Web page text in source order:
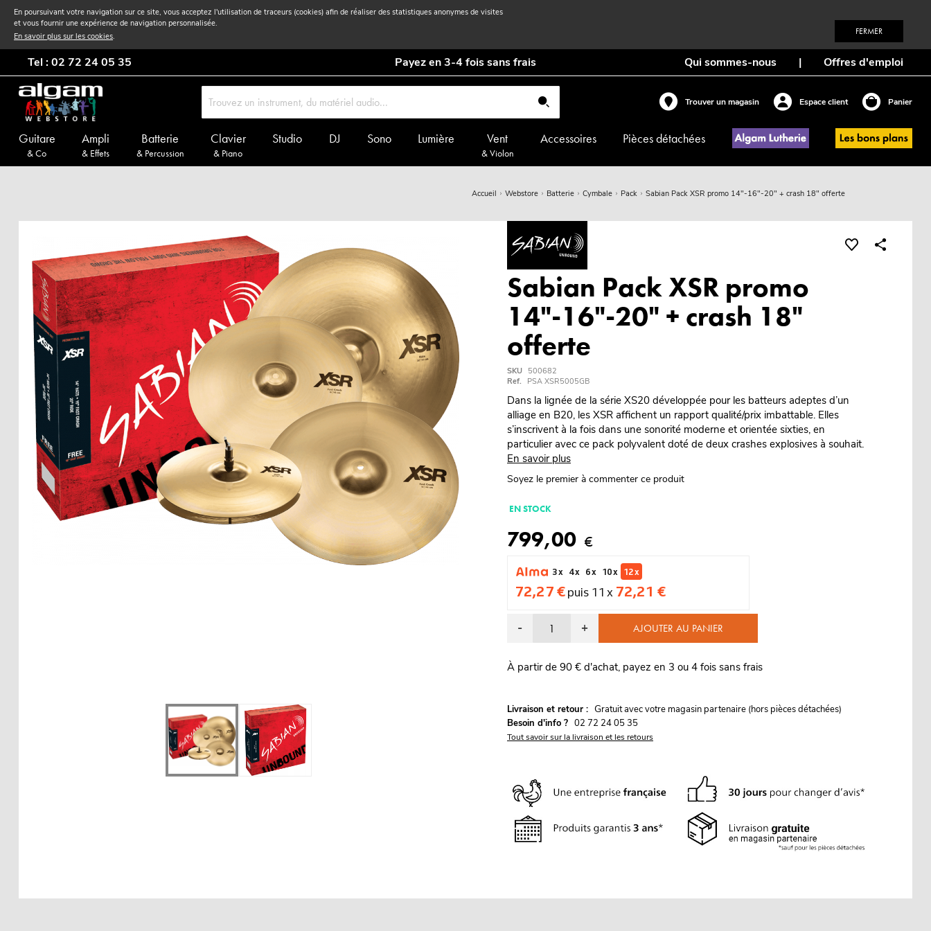
En poursuivant votre navigation sur ce site, vous acceptez l'utilisation de traceurs (cookies) afin de réaliser des statistiques anonymes de visites
et vous fournir une expérience de navigation personnalisée.
En savoir plus sur les cookies. FERMER
Tel : 02 72 24 05 35 Payez en 3-4 fois sans frais Qui sommes-nous | Offres d'emploi
Trouver un magasin Espace client Panier
Guitare
& Co
Ampli
& Effets
Batterie
& Percussion
Clavier
& Piano
Studio DJ Sono Lumière Vent
& Violon
Accessoires Pièces détachées
Accueil Webstore Batterie Cymbale Pack Sabian Pack XSR promo 14"-16"-20" + crash 18" offerte
Sabian Pack XSR promo
14"-16"-20" + crash 18"
offerte
SKU 500682
Ref.
PSA XSR5005GB
Dans la lignée de la série XS20 développée pour les batteurs adeptes d’un
alliage en B20, les XSR affichent un rapport qualité/prix imbattable. Elles
s’inscrivent à la fois dans une sonorité moderne et orientée sixties, en
particulier avec ce pack polyvalent doté de deux crashes explosives à souhait.
En savoir plus
Soyez le premier à commenter ce produit
EN STOCK
799,00 €
3 x 4 x 6 x 10 x 12 x
72,27 €puis 11 x 72,21 €
- + AJOUTER AU PANIER
À partir de 90 € d'achat, payez en 3 ou 4 fois sans frais
Livraison et retour : Gratuit avec votre magasin partenaire (hors pièces détachées)
Besoin d'info ? 02 72 24 05 35
Tout savoir sur la livraison et les retours